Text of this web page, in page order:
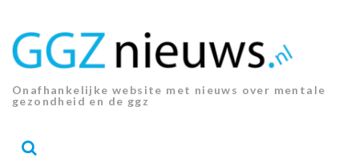
inhoud.
Onafhankelijke website met nieuws over mentale
gezondheid en de ggz